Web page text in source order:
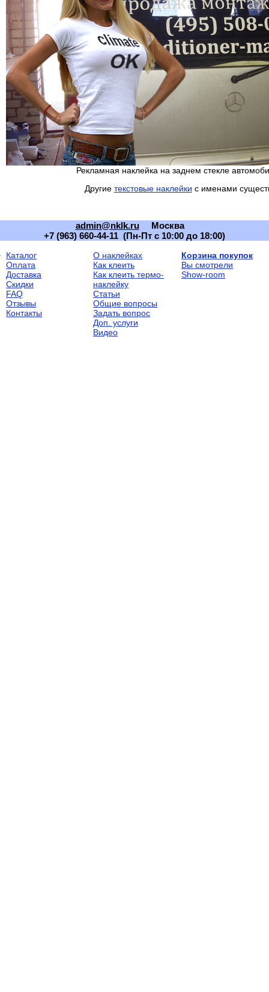
Рекламная наклейка на заднем стекле
Другие текстовые наклейки с именами
admin@nklk.ru
Москва
+7 (963) 660-44-11 (Пн-Пт с 10:00 до 18:00)
Каталог
Оплата
Доставка
Скидки
FAQ
Отзывы
Контакты
О наклейках
Как клеить
Как клеить термо-
наклейку
Статьи
Общие вопросы
Задать вопрос
Доп. услуги
Видео
Корзина покупок
Вы смотрели
Show-room